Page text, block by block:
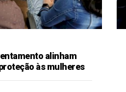
alinham
às mulheres